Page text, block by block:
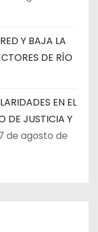
Y BAJA LA
DE RÍO
EN EL
DE JUSTICIA Y
de agosto de